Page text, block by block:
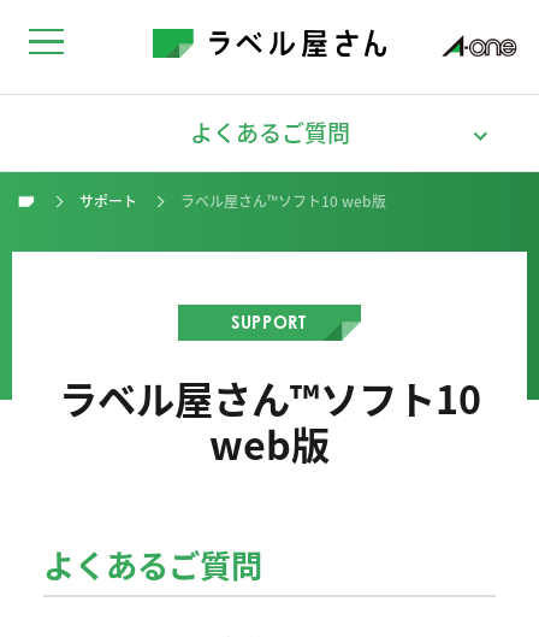
トップ サポート ラベル屋さん™ソフト10 web版
よくあるご質問
SUPPORT
ラベル屋さん™ソフト10
web版
よくあるご質問